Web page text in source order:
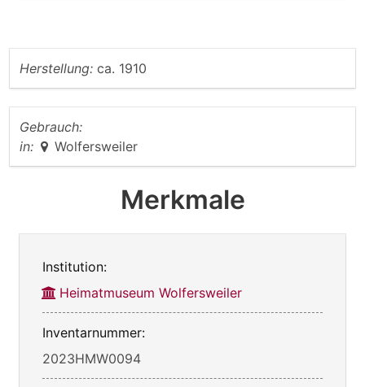
Herstellung: ca. 1910
Gebrauch:
in:
Wolfersweiler
Merkmale
Institution:
Heimatmuseum Wolfersweiler
Inventarnummer:
2023HMW0094